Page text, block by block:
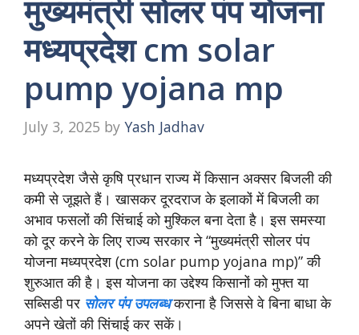
मुख्यमंत्री सोलर पंप योजना
मध्यप्रदेश cm solar
pump yojana mp
July 3, 2025 by Yash Jadhav
मध्यप्रदेश जैसे कृषि प्रधान राज्य में किसान अक्सर बिजली की
कमी से जूझते हैं। खासकर दूरदराज के इलाकों में बिजली का
अभाव फसलों की सिंचाई को मुश्किल बना देता है। इस समस्या
को दूर करने के लिए राज्य सरकार ने “मुख्यमंत्री सोलर पंप
योजना मध्यप्रदेश (cm solar pump yojana mp)” की
शुरुआत की है। इस योजना का उद्देश्य किसानों को मुफ्त या
सब्सिडी पर सोलर पंप उपलब्धकराना है जिससे वे बिना बाधा के
अपने खेतों की सिंचाई कर सकें।